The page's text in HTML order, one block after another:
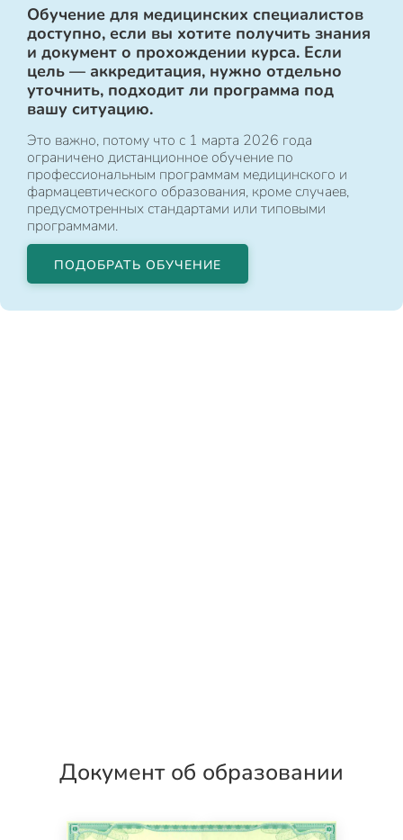
Обучение для медицинских специалистов
доступно, если вы хотите получить знания
и документ о прохождении курса. Если
цель — аккредитация, нужно отдельно
уточнить, подходит ли программа под
вашу ситуацию.
Это важно, потому что с 1 марта 2026 года
ограничено дистанционное обучение по
профессиональным программам медицинского и
фармацевтического образования, кроме случаев,
предусмотренных стандартами или типовыми
программами.
ПОДОБРАТЬ ОБУЧЕНИЕ
Документ об образовании